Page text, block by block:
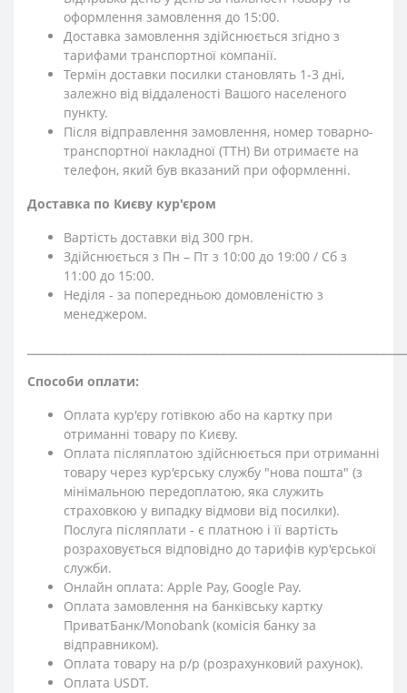
оформлення замовлення до 15:00.
Доставка замовлення здійснюється згідно з
тарифами транспортної компанії.
Термін доставки посилки становлять 1-3 дні,
залежно від віддаленості Вашого населеного
пункту.
Після відправлення замовлення, номер товарно-
транспортної накладної (ТТН) Ви отримаєте на
телефон, який був вказаний при оформленні.
Доставка по Києву кур'єром
Вартість доставки від 300 грн.
Здійснюється з Пн – Пт з 10:00 до 19:00 / Сб з
11:00 до 15:00.
Неділя - за попередньою домовленістю з
менеджером.
Способи оплати:
Оплата кур'єру готівкою або на картку при
отриманні товару по Києву.
Оплата післяплатою здійснюється при отриманні
товару через кур'єрську службу "нова пошта" (з
мінімальною передоплатою, яка служить
страховкою у випадку відмови від посилки).
Послуга післяплати - є платною і її вартість
розраховується відповідно до тарифів кур'єрської
служби.
Онлайн оплата: Apple Pay, Google Pay.
Оплата замовлення на банківську картку
ПриватБанк/Monobank (комісія банку за
відправником).
Оплата товару на р/р (розрахунковий рахунок).
Оплата USDT.